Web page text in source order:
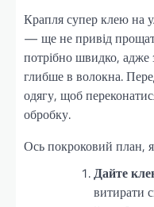
Крапля супер клею на
— ще не привід
потрібно швидко,
глибше в волокна.
одягу, щоб
обробку.
Ось покроковий план,
Дайте
витирати